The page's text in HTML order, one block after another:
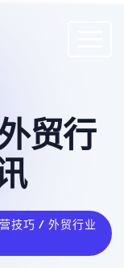
贸行
技巧 / 外贸行业